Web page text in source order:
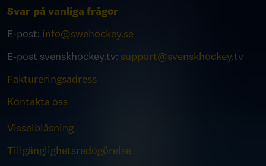
Svar på vanliga frågor
E-post: info@swehockey.se
E-post svenskhockey.tv: support@svenskhockey.tv
Faktureringsadress
Kontakta oss
Visselblåsning
Tillgänglighetsredogörelse